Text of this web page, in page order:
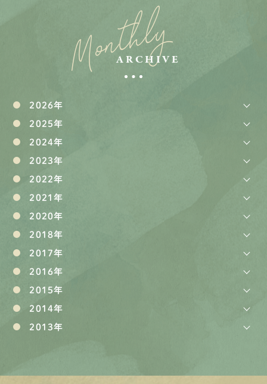
Monthly
ARCHIVE
2026年
2025年
2024年
2023年
2022年
2021年
2020年
2018年
2017年
2016年
2015年
2014年
2013年